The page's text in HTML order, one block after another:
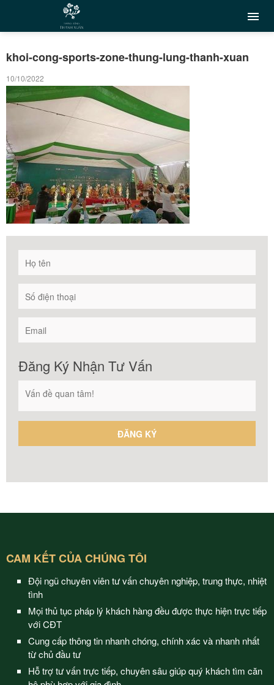
khoi-cong-sports-zone-thung-lung-thanh-xuan
10/10/2022
Đăng Ký Nhận Tư Vấn
CAM KẾT CỦA CHÚNG TÔI
Đội ngũ chuyên viên tư vấn chuyên nghiệp, trung thực, nhiệt
tình
Mọi thủ tục pháp lý khách hàng đều được thực hiện trực tiếp
với CĐT
Cung cấp thông tin nhanh chóng, chính xác và nhanh nhất
từ chủ đầu tư
Hỗ trợ tư vấn trực tiếp, chuyên sâu giúp quý khách tìm căn